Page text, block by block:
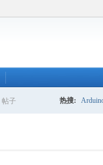
帖子 热搜: